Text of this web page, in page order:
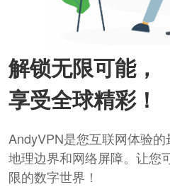
解锁无限可能，
享受全球精彩！
AndyVPN是您互联网体验
地理边界和网络屏障。让您
限的数字世界！